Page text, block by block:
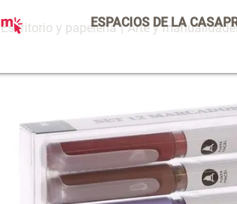
ESPACIOS DE LA CASA
Escritorio y papelería Arte y